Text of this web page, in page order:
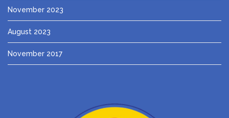
November 2023
August 2023
November 2017